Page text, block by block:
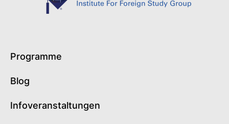
Programme
Blog
Infoveranstaltungen